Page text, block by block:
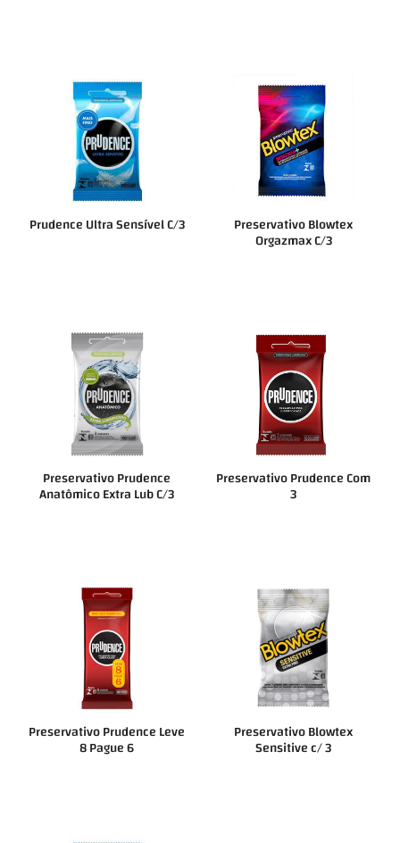
Prudence Ultra Sensível C/3 Preservativo Blowtex
Orgazmax C/3
Preservativo Prudence
Anatômico Extra Lub C/3
Preservativo Prudence Com
3
Preservativo Prudence Leve
8 Pague 6
Preservativo Blowtex
Sensitive c/ 3